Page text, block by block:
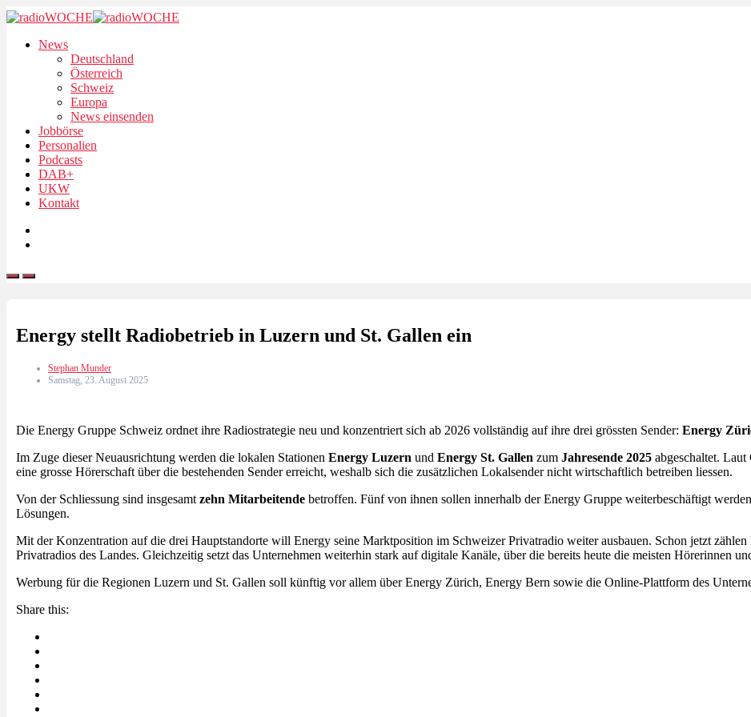
News
Deutschland
Österreich
Schweiz
Europa
News einsenden
Jobbörse
Personalien
Podcasts
DAB+
UKW
Kontakt
Energy stellt Radiobetrieb in Luzern und St. Gallen ein
Stephan Munder
Samstag, 23. August 2025
Die Energy Gruppe Schweiz ordnet ihre Radiostrategie neu und konzentriert sich ab 2026 vollständig auf ihre drei grössten Sender: Energy
Im Zuge dieser Neuausrichtung werden die lokalen Stationen Energy Luzern und Energy St. Gallen zum Jahresende 2025 abgeschaltet.
eine grosse Hörerschaft über die bestehenden Sender erreicht, weshalb sich die zusätzlichen Lokalsender nicht wirtschaftlich betreiben liessen.
Von der Schliessung sind insgesamt zehn Mitarbeitende betroffen. Fünf von ihnen sollen innerhalb der Energy Gruppe weiterbeschäftigt
Lösungen.
Mit der Konzentration auf die drei Hauptstandorte will Energy seine Marktposition im Schweizer Privatradio weiter ausbauen. Schon jetzt
Privatradios des Landes. Gleichzeitig setzt das Unternehmen weiterhin stark auf digitale Kanäle, über die bereits heute die meisten Hörerinnen
Werbung für die Regionen Luzern und St. Gallen soll künftig vor allem über Energy Zürich, Energy Bern sowie die Online-Plattform des
Share this: